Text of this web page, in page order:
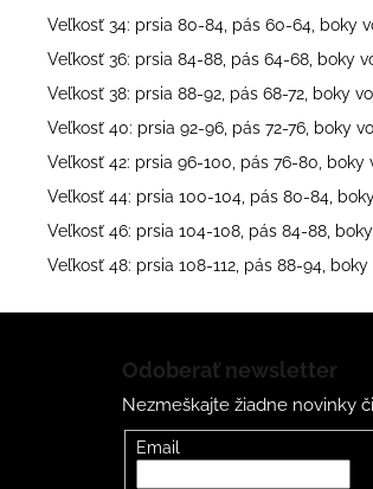
Veľkosť 34: prsia 80-84, pás 60-64, boky
Veľkosť 36: prsia 84-88, pás 64-68, boky
Veľkosť 38: prsia 88-92, pás 68-72, boky
Veľkosť 40: prsia 92-96, pás 72-76, boky
Veľkosť 42: prsia 96-100, pás 76-80, boky
Veľkosť 44: prsia 100-104, pás 80-84,
Veľkosť 46: prsia 104-108, pás 84-88,
Veľkosť 48: prsia 108-112, pás 88-94,
Odoberať newsletter
Nezmeškajte žiadne novinky
Email